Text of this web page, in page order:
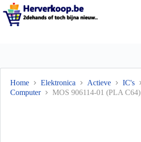
Home Elektronica Actieve
IC's
Computer
MOS 906114-01 (PLA C64)